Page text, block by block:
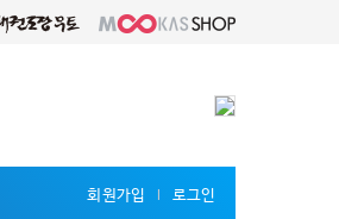
회원가입 l 로그인